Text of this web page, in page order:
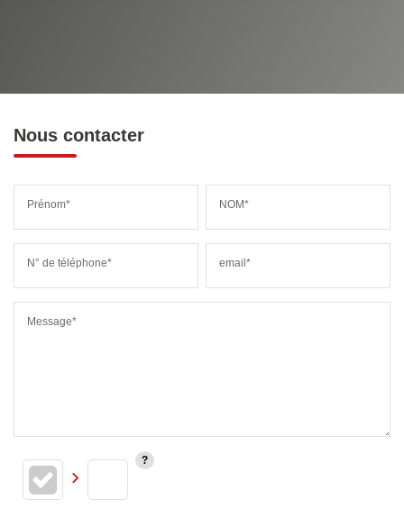
Nous contacter
Prénom* NOM*
N° de téléphone* email*
Message*